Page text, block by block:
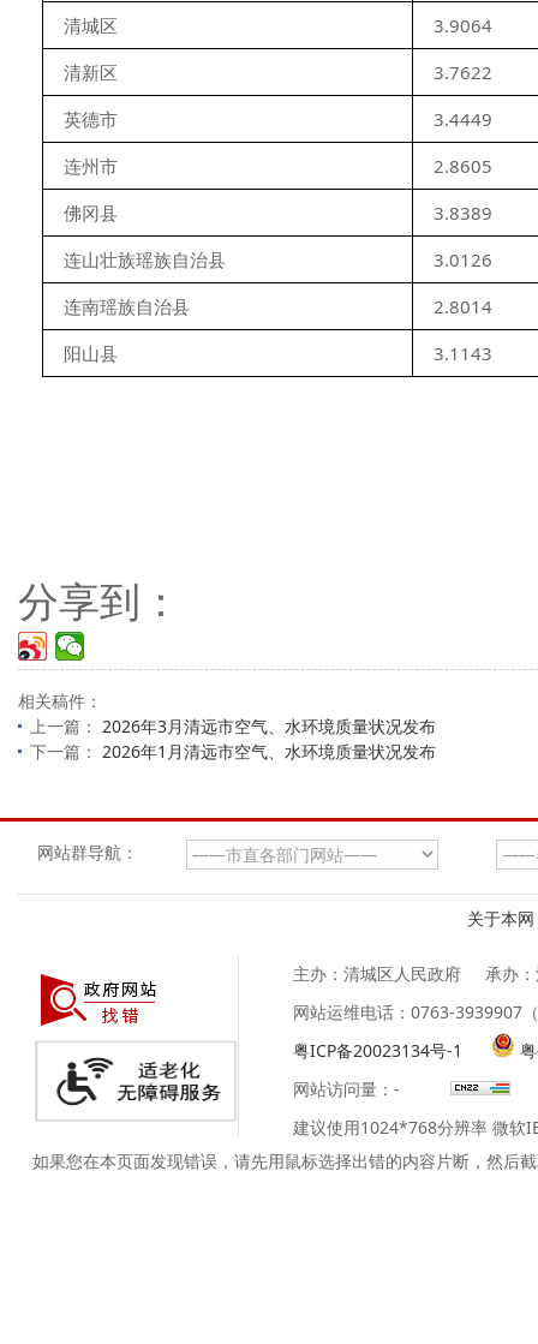
清城区
3.9064
清新区
3.7622
英德市
3.4449
连州市
2.8605
佛冈县
3.8389
连山壮族瑶族自治县
3.0126
连南瑶族自治县
2.8014
阳山县
3.1143
分享到：
相关稿件：
上一篇： 2026年3月清远市空气、水环境质量状况发布
下一篇： 2026年1月清远市空气、水环境质量状况发布
网站群导航：
关于本网
主办：清城区人民政府
承办
网站运维电话：0763-3939907
粤ICP备20023134号-1
网站访问量： -
建议使用1024*768分辨率 微软
如果您在本页面发现错误，请先用鼠标选择出错的内容片断，然后